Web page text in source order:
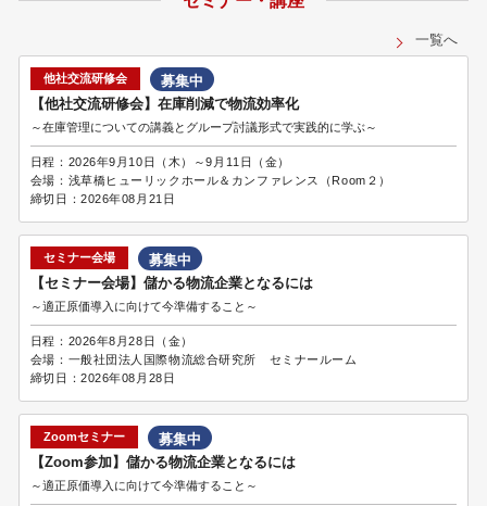
一覧へ
他社交流研修会
募集中
【他社交流研修会】在庫削減で物流効率化
～在庫管理についての講義とグループ討議形式で実践的に学ぶ～
日程： 2026年9月10日（木）～9月11日（金）
会場： 浅草橋ヒューリックホール＆カンファレンス（Room２）
締切日：2026年08月21日
セミナー会場
募集中
【セミナー会場】儲かる物流企業となるには
～適正原価導入に向けて今準備すること～
日程： 2026年8月28日（金）
会場： 一般社団法人国際物流総合研究所 セミナールーム
締切日：2026年08月28日
Zoomセミナー
募集中
【Zoom参加】儲かる物流企業となるには
～適正原価導入に向けて今準備すること～